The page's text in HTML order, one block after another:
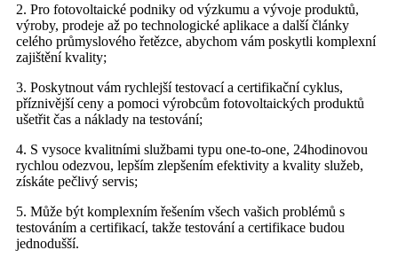
2. Pro fotovoltaické podniky od výzkumu a vývoje produktů,
výroby, prodeje až po technologické aplikace a další články
celého průmyslového řetězce, abychom vám poskytli komplexní
zajištění kvality;
3. Poskytnout vám rychlejší testovací a certifikační cyklus,
příznivější ceny a pomoci výrobcům fotovoltaických produktů
ušetřit čas a náklady na testování;
4. S vysoce kvalitními službami typu one-to-one, 24hodinovou
rychlou odezvou, lepším zlepšením efektivity a kvality služeb,
získáte pečlivý servis;
5. Může být komplexním řešením všech vašich problémů s
testováním a certifikací, takže testování a certifikace budou
jednodušší.